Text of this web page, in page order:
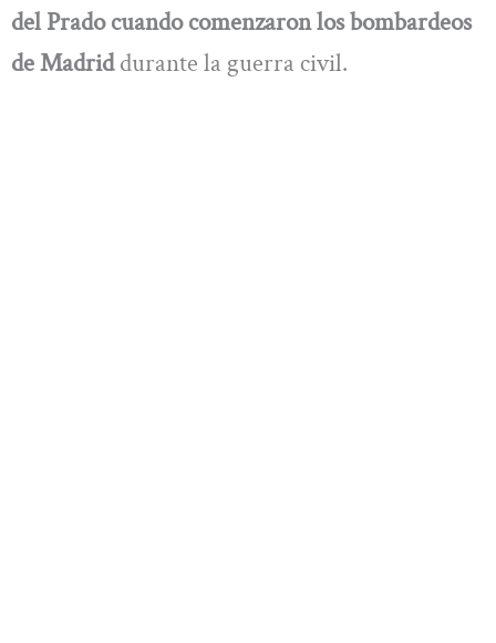
del Prado cuando comenzaron los bombardeos
de Madriddurante la guerra civil.